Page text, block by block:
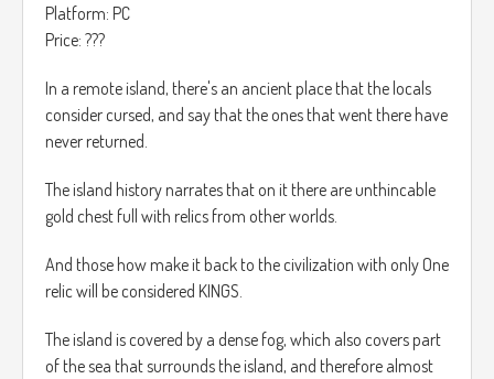
El juego cuenta con alrededor de 60 niveles que estarán
divididos por zonas del mapa, El parque, tu casa, la casa del
El, juego tendrá una dificultad adicional cuando acabes el
juego por primera vez, esta dificultad es extrema y si te
https://www.youtube.com/watch?v=IrIBnuCIamg
Platform: PC
Price: ???
In a remote island, there's an ancient place that the locals
consider cursed, and say that the ones that went there have
never returned.
The island history narrates that on it there are unthincable
gold chest full with relics from other worlds.
And those how make it back to the civilization with only One
relic will be considered KINGS.
The island is covered by a dense fog, which also covers part
of the sea that surrounds the island, and therefore almost